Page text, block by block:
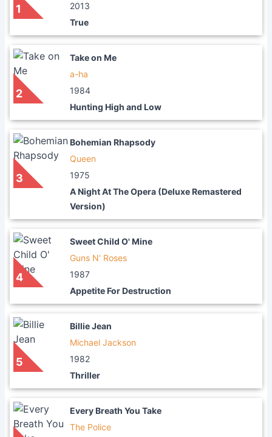
1
2013
True
2
Take on Me
a-ha
1984
Hunting High and Low
3
Bohemian Rhapsody
Queen
1975
A Night At The Opera (Deluxe Remastered
Version)
4
Sweet Child O' Mine
Guns N' Roses
1987
Appetite For Destruction
5
Billie Jean
Michael Jackson
1982
Thriller
Every Breath You Take
The Police